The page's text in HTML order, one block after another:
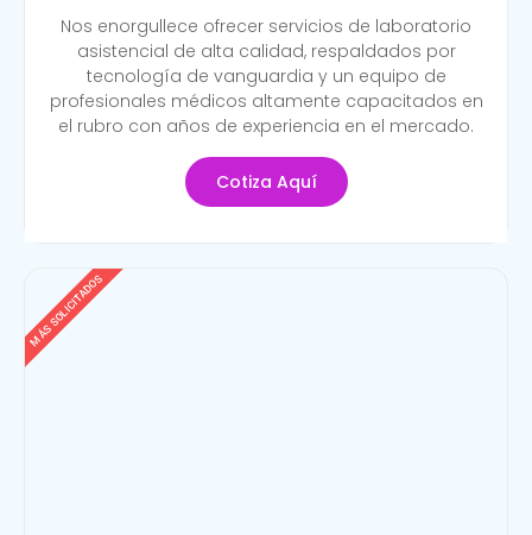
Nos enorgullece ofrecer servicios de laboratorio
asistencial de alta calidad, respaldados por
tecnología de vanguardia y un equipo de
profesionales médicos altamente capacitados en
el rubro con años de experiencia en el mercado.
Cotiza Aquí
MÁS SOLICITADOS